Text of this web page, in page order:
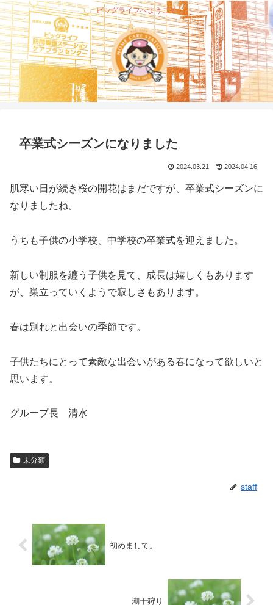
ビッグライフへようこそ
卒業式シーズンになりました
2024.03.21 2024.04.16
肌寒い日が続き桜の開花はまだですが、卒業式シーズンに
なりましたね。
うちも子供の小学校、中学校の卒業式を迎えました。
新しい制服を纏う子供を見て、成長は嬉しくもあります
が、巣立っていくようで寂しさもあります。
春は別れと出会いの季節です。
子供たちにとって素敵な出会いがある春になって欲しいと
思います。
グループ長 清水
未分類
staff
初めまして。
潮干狩り